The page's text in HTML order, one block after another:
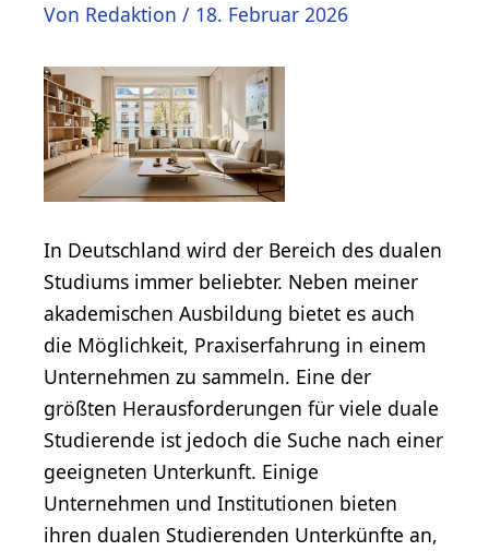
Von Redaktion / 18. Februar 2026
In Deutschland wird der Bereich des dualen
Studiums immer beliebter. Neben meiner
akademischen Ausbildung bietet es auch
die Möglichkeit, Praxiserfahrung in einem
Unternehmen zu sammeln. Eine der
größten Herausforderungen für viele duale
Studierende ist jedoch die Suche nach einer
geeigneten Unterkunft. Einige
Unternehmen und Institutionen bieten
ihren dualen Studierenden Unterkünfte an,